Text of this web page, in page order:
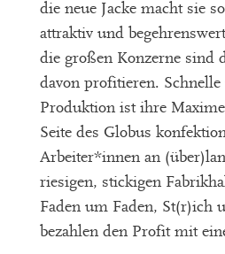
die neue Jacke macht sie
attraktiv und
die großen Konzerne sind
davon profitieren.
Produktion ist ihre
Seite des Globus
Arbeiter*innen an
riesigen, stickigen
Faden um Faden, St(r)ich
bezahlen den Profit mit